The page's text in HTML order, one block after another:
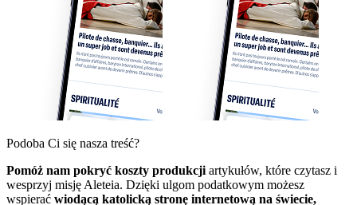
Podoba Ci się nasza treść?
Pomóż nam pokryć koszty produkcji artykułów, które czytasz i
wesprzyj misję Aleteia. Dzięki ulgom podatkowym możesz
wspierać wiodącą katolicką stronę internetową na świecie,